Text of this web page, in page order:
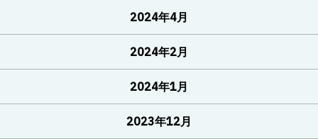
2024年4月
2024年2月
2024年1月
2023年12月